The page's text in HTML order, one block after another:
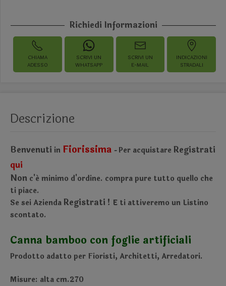
Richiedi Informazioni
CHIAMA
ADESSO
SCRIVI UN
WHATSAPP
SCRIVI UN
E-MAIL
INDICAZIONI
STRADALI
Descrizione
Benvenuti in Fiorissima - Per acquistare Registrati
qui
Non c'é minimo d'ordine. compra pure tutto quello che
ti piace.
Se sei Azienda Registrati ! E ti attiveremo un Listino
scontato.
Canna bamboo con foglie artificiali
Prodotto adatto per Fioristi, Architetti, Arredatori.
Misure: alta cm.270